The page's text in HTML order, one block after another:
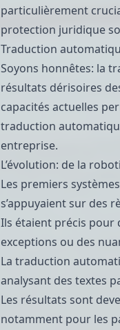
particulièrement
protection juridique
Traduction
Soyons honnêtes: la
résultats dérisoires
capacités actuelles
traduction
entreprise.
L’évolution: de la
Les premiers
s’appuyaient sur des
Ils étaient précis pour
exceptions ou des
La traduction
analysant des textes
Les résultats sont
notamment pour les